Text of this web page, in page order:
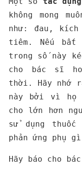
không mong
như: đau, kích
tiêm. Nếu
trong số này
cho bác sĩ
thời. Hãy nhớ
này bởi vì họ
cho lớn hơn
sử dụng
phản ứng phụ
Hãy báo cho